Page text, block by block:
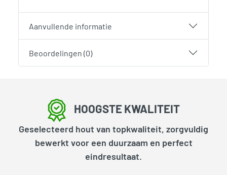
Aanvullende informatie
Beoordelingen (0)
HOOGSTE KWALITEIT
Geselecteerd hout van topkwaliteit, zorgvuldig
bewerkt voor een duurzaam en perfect
eindresultaat.